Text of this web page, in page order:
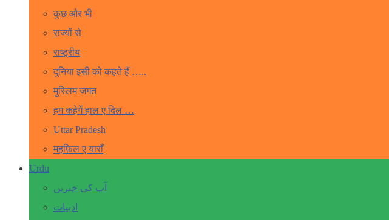
कुछ और भी
राज्यों से
राष्ट्रीय
दुनिया इसी को कहते हैं …..
मुस्लिम जगत
हम कहेगें हाल ए दिल …
Uttar Pradesh
महफ़िल ए याराँ
Urdu
آپ کی خبریں
ادبیات